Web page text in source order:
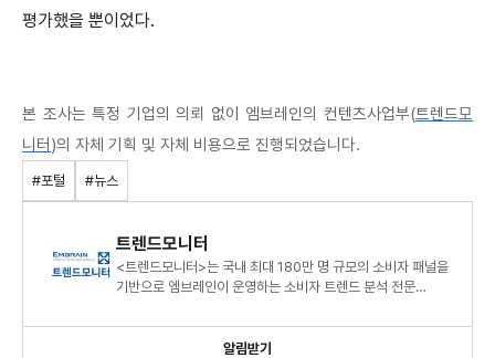
평가했을 뿐이었다.
본 조사는 특정 기업의 의뢰 없이 엠브레인의 컨텐츠사업부(트렌드모
니터 )의 자체 기획 및 자체 비용으로 진행되었습니다.
#포털 #뉴스
트렌드모니터
<트렌드모니터>는 국내 최대 180만 명 규모의 소비자 패널을
기반으로 엠브레인이 운영하는 소비자 트렌드 분석 전문
알림받기